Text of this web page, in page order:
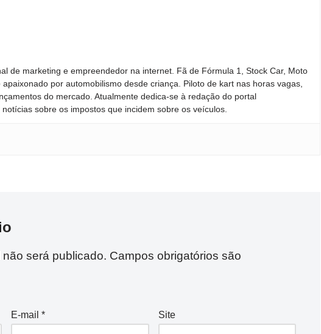
de marketing e empreendedor na internet. Fã de Fórmula 1, Stock Car, Moto
por automobilismo desde criança. Piloto de kart nas horas vagas,
do mercado. Atualmente dedica-se à redação do portal
sobre os impostos que incidem sobre os veículos.
será publicado. Campos obrigatórios são
E-mail* Site